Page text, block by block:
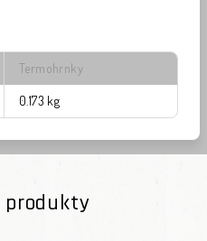
Termohrnky
0.173 kg
produkty